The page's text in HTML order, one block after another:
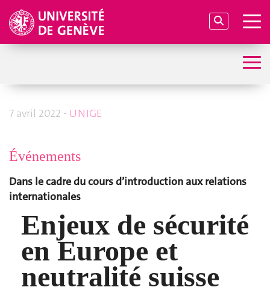
7 avril 2022 - UNIGE
Événements
Dans le cadre du cours d’introduction aux relations
internationales
Enjeux de sécurité
en Europe et
neutralité suisse